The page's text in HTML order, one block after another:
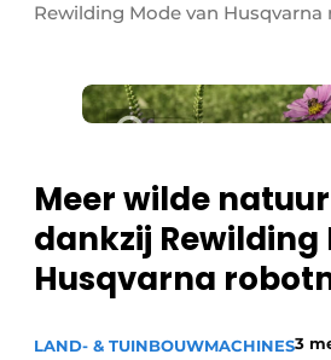
Evenement aanmelden
groenprofessional
Meest gelezen
Podcasts
Privacy / Cookie statement
Vacature aanmelden
Rewilding Mode van
Meer wilde
dankzij Rewilding
Husqvarna
LAND- & TUINBOUWMACHINES3